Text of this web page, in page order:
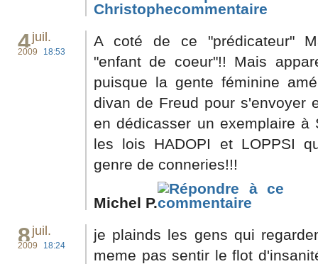
Christophe
4juil.
2009 18:53
A coté de ce "prédicateur"
"enfant de coeur"!! Mais
puisque la gente féminine
divan de Freud pour s'envoyer
en dédicasser un exemplaire à
les lois HADOPI et LOPPSI
genre de conneries!!!
Michel P.
8juil.
2009 18:24
je plainds les gens qui
meme pas sentir le flot